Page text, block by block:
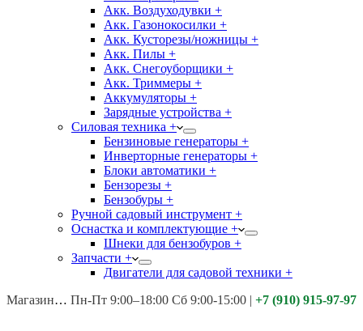
Акк. Воздуходувки +
Акк. Газонокосилки +
Акк. Кусторезы/ножницы +
Акк. Пилы +
Акк. Снегоуборщики +
Акк. Триммеры +
Аккумуляторы +
Зарядные устройства +
Силовая техника +
Бензиновые генераторы +
Инверторные генераторы +
Блоки автоматики +
Бензорезы +
Бензобуры +
Ручной садовый инструмент +
Оснастка и комплектующие +
Шнеки для бензобуров +
Запчасти +
Двигатели для садовой техники +
Магазины: Калуга ул. Московская д.113
Пн-Пт 9:00–18:00 Сб 9:00-15:00 | +7 (910) 915-97-97